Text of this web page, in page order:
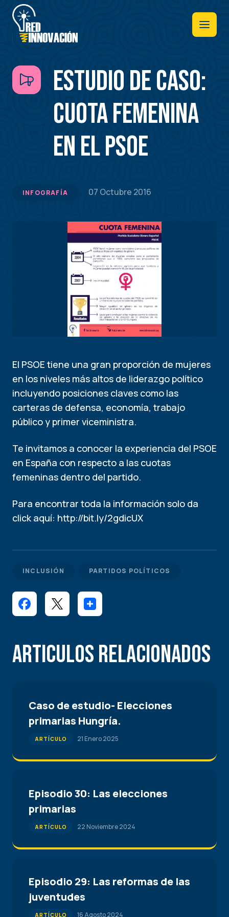
Pasar
contenido
principal
Estudio de caso:
Cuota femenina
en el PSOE
INFOGRAFÍA 07 Octubre 2016
El PSOE tiene una gran proporción de mujeres
en los niveles más altos de liderazgo político
incluyendo posiciones claves como las
carteras de defensa, economía, trabajo
público y primer viceministra.
Te invitamos a conocer la experiencia del PSOE
en España con respecto a las cuotas
femeninas dentro del partido.
Para encontrar toda la información solo da
click aquí: http://bit.ly/2gdicUX
INCLUSIÓN PARTIDOS POLÍTICOS
Articulos Relacionados
Caso de estudio- Elecciones
primarias Hungría.
ARTÍCULO 21 Enero 2025
Episodio 30: Las elecciones
primarias
ARTÍCULO 22 Noviembre 2024
Episodio 29: Las reformas de las
juventudes
ARTÍCULO 16 Agosto 2024